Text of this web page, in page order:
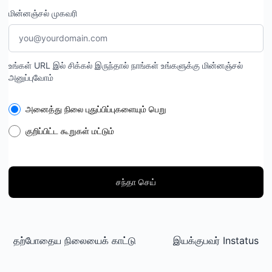
மின்னஞ்சல் முகவரி
உங்கள் URL இல் சிக்கல் இருந்தால் நாங்கள் உங்களுக்கு மின்னஞ்சல்
அனுப்புவோம்
Select the components you want to receive updates for
அனைத்து நிலை புதுப்பிப்புகளையும் பெறு
குறிப்பிட்ட கூறுகள் மட்டும்
சந்தா செய்
தற்போதைய நிலையைக் காட்டு இயக்குபவர் Instatus